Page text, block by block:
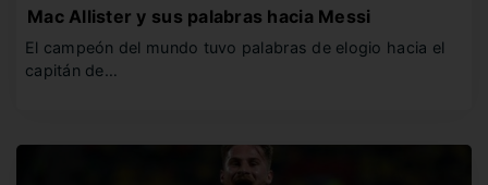
Mac Allister y sus palabras hacia Messi
El campeón del mundo tuvo palabras de elogio hacia el
capitán de…